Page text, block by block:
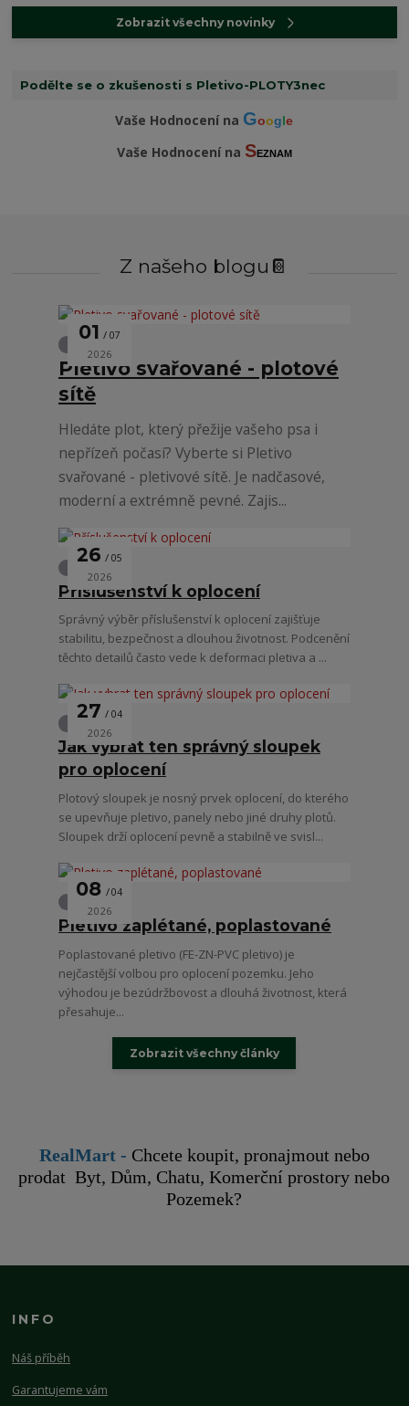
Zobrazit všechny novinky
Podělte se o zkušenosti s Pletivo-PLOTY3nec
Vaše Hodnocení na Google
Vaše Hodnocení na SEZNAM
Z našeho blogu📔
01 07
2026
Pletivo svařované - plotové
sítě
Hledáte plot, který přežije vašeho psa i
nepřízeň počasí? Vyberte si Pletivo
svařované - pletivové sítě. Je nadčasové,
moderní a extrémně pevné. Zajis...
26 05
2026
Příslušenství k oplocení
Správný výběr příslušenství k oplocení zajišťuje
stabilitu, bezpečnost a dlouhou životnost. Podcenění
těchto detailů často vede k deformaci pletiva a ...
27 04
2026
Jak vybrat ten správný sloupek
pro oplocení
Plotový sloupek je nosný prvek oplocení, do kterého
se upevňuje pletivo, panely nebo jiné druhy plotů.
Sloupek drží oplocení pevně a stabilně ve svisl...
08 04
2026
Pletivo zaplétané, poplastované
Poplastované pletivo (FE-ZN-PVC pletivo) je
nejčastější volbou pro oplocení pozemku. Jeho
výhodou je bezúdržbovost a dlouhá životnost, která
přesahuje...
Zobrazit všechny články
RealMart- Chcete koupit, pronajmout nebo
prodat Byt, Dům, Chatu, Komerční prostory nebo
Pozemek?
INFO
Náš příběh
Garantujeme vám